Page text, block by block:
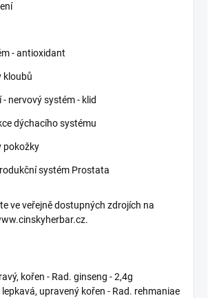
- antioxidant
kloubů
- nervový systém - klid
dýchacího systému
pokožky
systém Prostata
ve veřejně dostupných zdrojích na
kořen - Rad. ginseng - 2,4g
upravený kořen - Rad. rehmaniae